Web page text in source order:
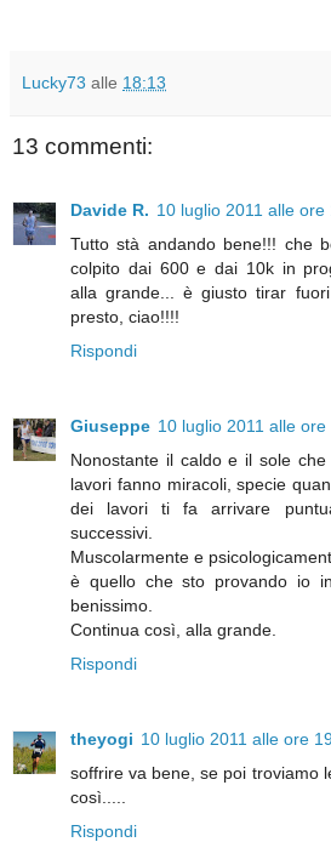
Lucky73 alle 18:13
13 commenti:
Davide R. 10 luglio 2011 alle ore
Tutto stà andando bene!!! che
colpito dai 600 e dai 10k in
alla grande... è giusto tirar
presto, ciao!!!!
Rispondi
Giuseppe 10 luglio 2011 alle ore
Nonostante il caldo e il sole
lavori fanno miracoli, specie
dei lavori ti fa arrivare
successivi.
Muscolarmente e
è quello che sto provando io
benissimo.
Continua così, alla grande.
Rispondi
theyogi 10 luglio 2011 alle ore
soffrire va bene, se poi troviamo
così.....
Rispondi